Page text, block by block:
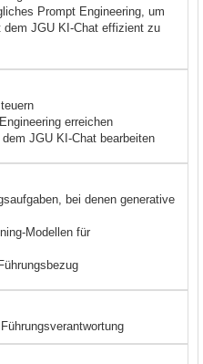
Prompt Engineering, um
JGU KI-Chat effizient zu
erreichen
JGU KI-Chat bearbeiten
bei denen generative
Modellen für